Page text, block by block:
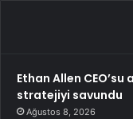
Ethan Allen
stratejiyi savundu
Ağustos 8, 2026